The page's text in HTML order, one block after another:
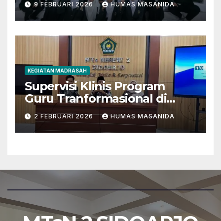
Tantangan Zaman
9 FEBRUARI 2026 HUMAS MASANIDA
KEGIATAN MADRASAH
Supervisi Klinis Program
Guru Tranformasional di
MTsN 2 Sidoarjo
2 FEBRUARI 2026 HUMAS MASANIDA